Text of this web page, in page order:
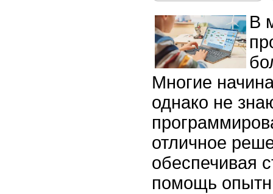
В
Многие
однако не
отличное
обеспечивая
помощь